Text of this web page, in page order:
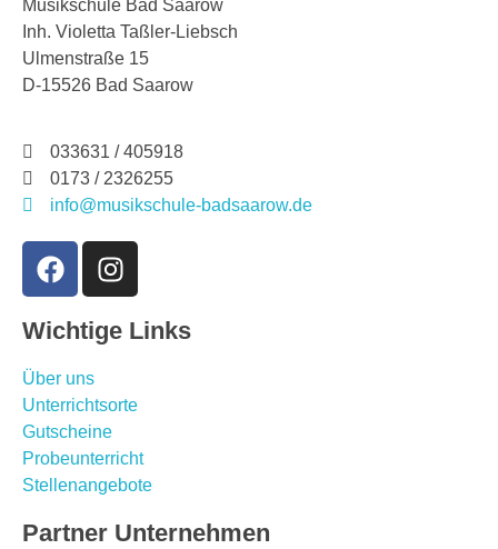
Musikschule Bad Saarow
Inh. Violetta Taßler-Liebsch
Ulmenstraße 15
D-15526 Bad Saarow
033631 / 405918
0173 / 2326255
info@musikschule-badsaarow.de
Wichtige Links
Über uns
Unterrichtsorte
Gutscheine
Probeunterricht
Stellenangebote
Partner Unternehmen